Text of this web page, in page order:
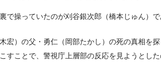
で操っていたのが刈谷銀次郎（橋本じゅん）で
宏）の父・勇仁（岡部たかし）の死の真相を
すことで、警視庁上層部の反応を見ようとした